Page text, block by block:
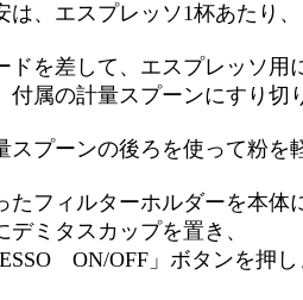
エスプレッソ1杯あたり、
を差して、エスプレッソ用
の計量スプーンにすり切り
プーンの後ろを使って粉を
フィルターホルダーを本体
タスカップを置き、
ON/OFF」ボタンを押し